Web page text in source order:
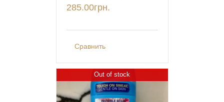
285.00грн.
Сравнить
Out of stock